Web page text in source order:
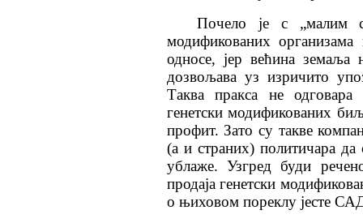
Почело је с „малим
модификованих организама
односе, јер већина земаља
дозвољава уз изричито
Таква пракса не одговара
генетски модификованих
профит. Зато су такве
(а и страних) политичара да
ублаже. Узгред буди
продаја генетски
о њиховом пореклу јесте